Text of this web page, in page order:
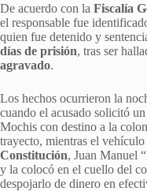
De acuerdo con la Fiscalía
el responsable fue
quien fue detenido y
días de prisión, tras ser
agravado.
Los hechos ocurrieron la
cuando el acusado solicitó
Mochis con destino a la
trayecto, mientras el
Constitución, Juan Manuel
y la colocó en el cuello del
despojarlo de dinero en